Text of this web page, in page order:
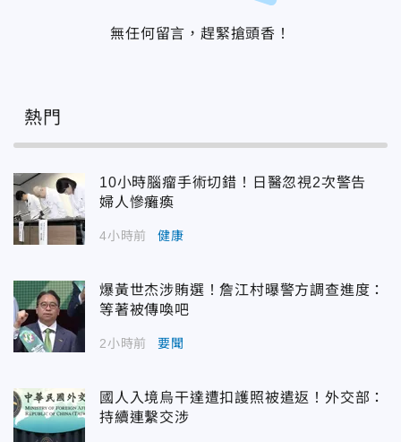
無任何留言，趕緊搶頭香！
熱門
10小時腦瘤手術切錯！日醫忽視2次警告
婦人慘癱瘓
4小時前 健康
爆黃世杰涉賄選！詹江村曝警方調查進度：
等著被傳喚吧
2小時前 要聞
國人入境烏干達遭扣護照被遣返！外交部：
持續連繫交涉